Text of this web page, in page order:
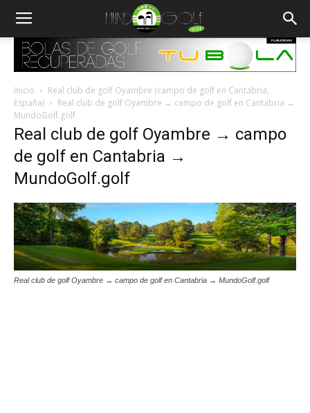
Inicio
Real club de golf Oyambre (campo de golf en Cantabria,
España)
Real club de golf Oyambre → campo de golf en Cantabria →
MundoGolf.golf
Real club de golf Oyambre → campo
de golf en Cantabria →
MundoGolf.golf
Real club de golf Oyambre → campo de golf en Cantabria → MundoGolf.golf